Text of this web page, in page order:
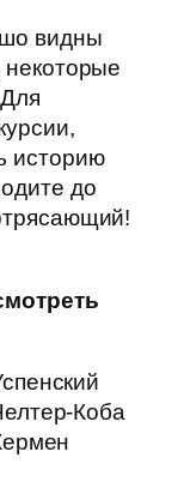
видны
некоторые
историю
до
Коба